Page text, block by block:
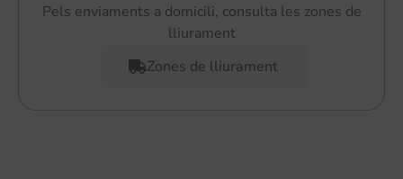
Pels enviaments a domicili, consulta les zones de
lliurament
Zones de lliurament